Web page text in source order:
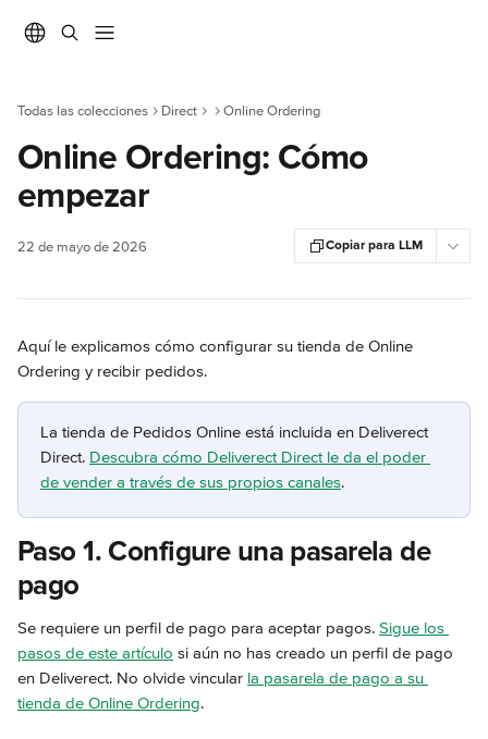
Todas las colecciones Direct Online Ordering
Online Ordering: Cómo
empezar
22 de mayo de 2026 Copiar para LLM
Aquí le explicamos cómo configurar su tienda de Online
Ordering y recibir pedidos.
La tienda de Pedidos Online está incluida en Deliverect
Direct. Descubra cómo Deliverect Direct le da el poder
de vender a través de sus propios canales.
Paso 1. Configure una pasarela de
pago
Se requiere un perfil de pago para aceptar pagos. Sigue los
pasos de este artículo si aún no has creado un perfil de pago
en Deliverect. No olvide vincular la pasarela de pago a su
tienda de Online Ordering.